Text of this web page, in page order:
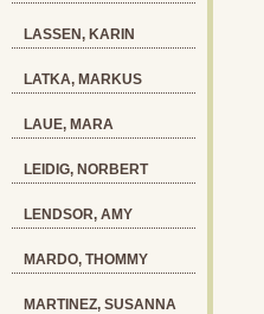
LASSEN, KARIN
LATKA, MARKUS
LAUE, MARA
LEIDIG, NORBERT
LENDSOR, AMY
MARDO, THOMMY
MARTINEZ, SUSANNA